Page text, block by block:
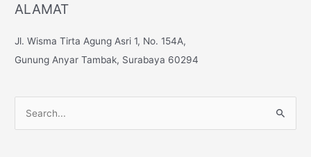
ALAMAT
Jl. Wisma Tirta Agung Asri 1, No. 154A,
Gunung Anyar Tambak, Surabaya 60294